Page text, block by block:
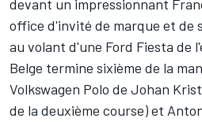
devant un impressionnant
office d'invité de marque et de
au volant d'une Ford Fiesta de
Belge termine sixième de la
Volkswagen Polo de Johan
de la deuxième course) et